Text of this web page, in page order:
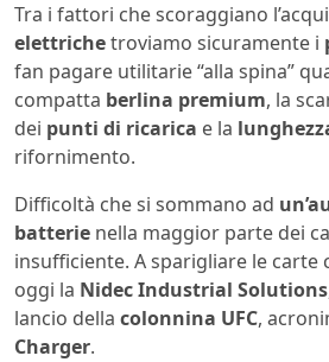
Tra i fattori che scoraggiano
elettrichetroviamo sicuramente i
fan pagare utilitarie “alla spina”
compatta berlina premium, la
dei punti di ricarica e la
rifornimento.
Difficoltà che si sommano ad
batterie nella maggior parte dei
insufficiente. A sparigliare le carte
oggi la Nidec Industrial Solutions
lancio della colonnina UFC,
Charger.